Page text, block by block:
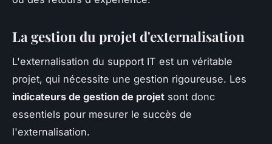
La gestion du projet d'externalisation
L'externalisation du support IT est un véritable
projet, qui nécessite une gestion rigoureuse. Les
indicateurs de gestion de projet sont donc
essentiels pour mesurer le succès de
l'externalisation.